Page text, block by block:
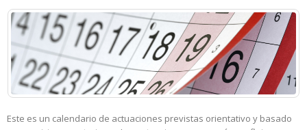
Este es un calendario de actuaciones previstas orientativo y basado